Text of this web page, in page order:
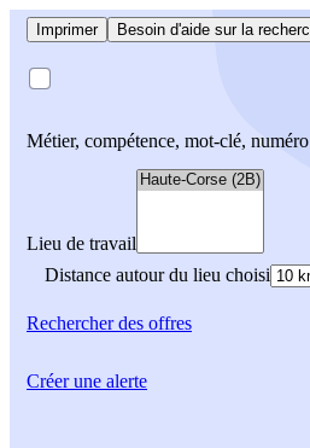
Imprimer Besoin d'aide sur la
Métier, compétence, mot-clé,
Lieu de travail
Distance autour du lieu choisi
Rechercherdes offres
Créer une alerte